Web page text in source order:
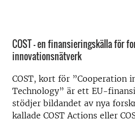
COST – en finansieringskälla för
innovationsnätverk
COST, kort för ”Cooperation
Technology” är ett EU-
stödjer bildandet av nya
kallade COST Actions eller